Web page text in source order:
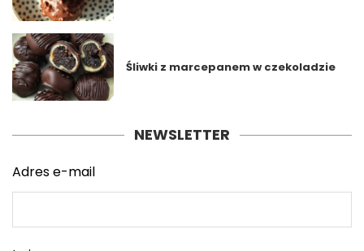
Śliwki z marcepanem w czekoladzie
NEWSLETTER
Adres e-mail